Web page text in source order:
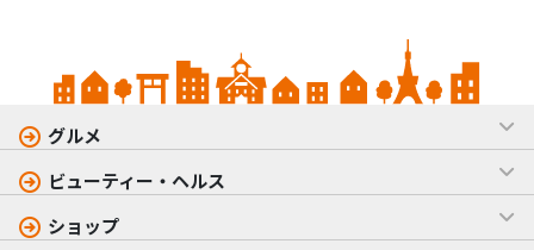
グルメ
ビューティー・ヘルス
ショップ